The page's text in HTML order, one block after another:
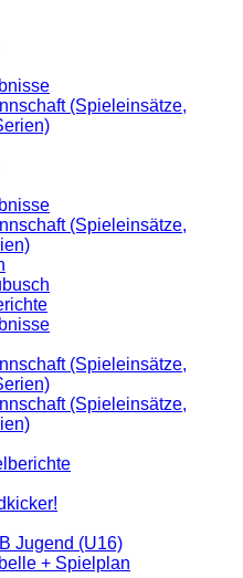
(Spieleinsätze,
(Spieleinsätze,
(Spieleinsätze,
(Spieleinsätze,
Jugend (U16)
+ Spielplan